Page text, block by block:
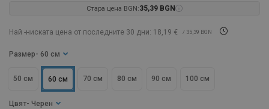
Стара цена BGN:35,39 BGN
Най -ниската цена от последните 30 дни: 18,19 € / 35,39 BGN
Размер - 60 см
50 см 60 см 70 см 80 см 90 см 100 см
Цвят - Черен